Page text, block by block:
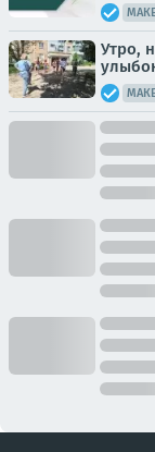
Утро,